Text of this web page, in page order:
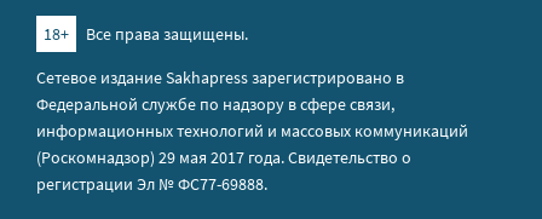
18+
Все права защищены.
Сетевое издание Sakhapress зарегистрировано в
Федеральной службе по надзору в сфере связи,
информационных технологий и массовых коммуникаций
(Роскомнадзор) 29 мая 2017 года. Свидетельство о
регистрации Эл № ФС77-69888.